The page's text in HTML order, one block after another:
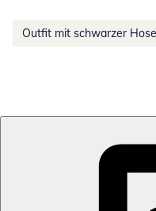
Outfit mit schwarzer